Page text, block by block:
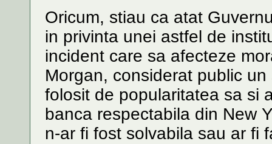
Oricum, stiau ca atat
in privinta unei astfel de
incident care sa afecteze
Morgan, considerat public
folosit de popularitatea sa si
banca respectabila din New
n-ar fi fost solvabila sau ar fi